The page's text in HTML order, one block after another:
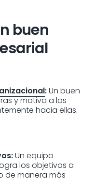
buen
:Un buen
y motiva a los
hacia ellas.
Un equipo
los objetivos a
de manera más